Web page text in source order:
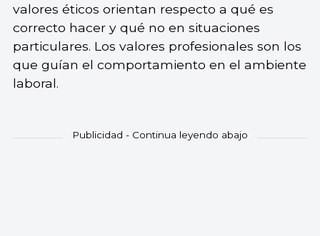
valores éticos orientan respecto a qué es
correcto hacer y qué no en situaciones
particulares. Los valores profesionales son los
que guían el comportamiento en el ambiente
laboral.